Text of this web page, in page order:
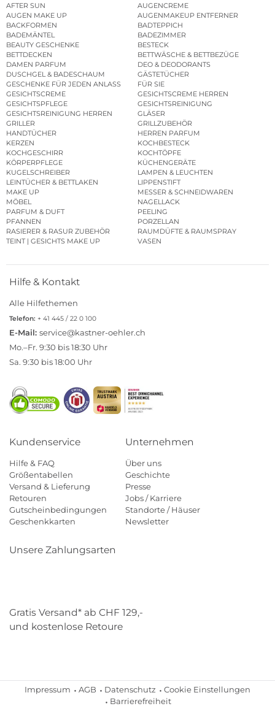
AFTER SUN
AUGENCREME
AUGEN MAKE UP
AUGENMAKEUP ENTFERNER
BACKFORMEN
BADTEPPICH
BADEMÄNTEL
BADEZIMMER
BEAUTY GESCHENKE
BESTECK
BETTDECKEN
BETTWÄSCHE & BETTBEZÜGE
DAMEN PARFUM
DEO & DEODORANTS
DUSCHGEL & BADESCHAUM
GÄSTETÜCHER
GESCHENKE FÜR JEDEN ANLASS
FÜR SIE
GESICHTSCREME
GESICHTSCREME HERREN
GESICHTSPFLEGE
GESICHTSREINIGUNG
GESICHTSREINIGUNG HERREN
GLÄSER
GRILLER
GRILLZUBEHÖR
HANDTÜCHER
HERREN PARFUM
KERZEN
KOCHBESTECK
KOCHGESCHIRR
KOCHTÖPFE
KÖRPERPFLEGE
KÜCHENGERÄTE
KUGELSCHREIBER
LAMPEN & LEUCHTEN
LEINTÜCHER & BETTLAKEN
LIPPENSTIFT
MAKE UP
MESSER & SCHNEIDWAREN
MÖBEL
NAGELLACK
PARFUM & DUFT
PEELING
PFANNEN
PORZELLAN
RASIERER & RASUR ZUBEHÖR
RAUMDÜFTE & RAUMSPRAY
TEINT | GESICHTS MAKE UP
VASEN
Hilfe & Kontakt
Alle Hilfethemen
Telefon: + 41 445 / 22 0 100
E-Mail: service@kastner-oehler.ch
Mo.–Fr. 9:30 bis 18:30 Uhr
Sa. 9:30 bis 18:00 Uhr
Kundenservice
Hilfe & FAQ
Größentabellen
Versand & Lieferung
Retouren
Gutscheinbedingungen
Geschenkkarten
Unternehmen
Über uns
Geschichte
Presse
Jobs / Karriere
Standorte / Häuser
Newsletter
Unsere Zahlungsarten
Gratis Versand* ab CHF 129,-
und kostenlose Retoure
Impressum AGB Datenschutz
Cookie Einstellungen
Barrierefreiheit